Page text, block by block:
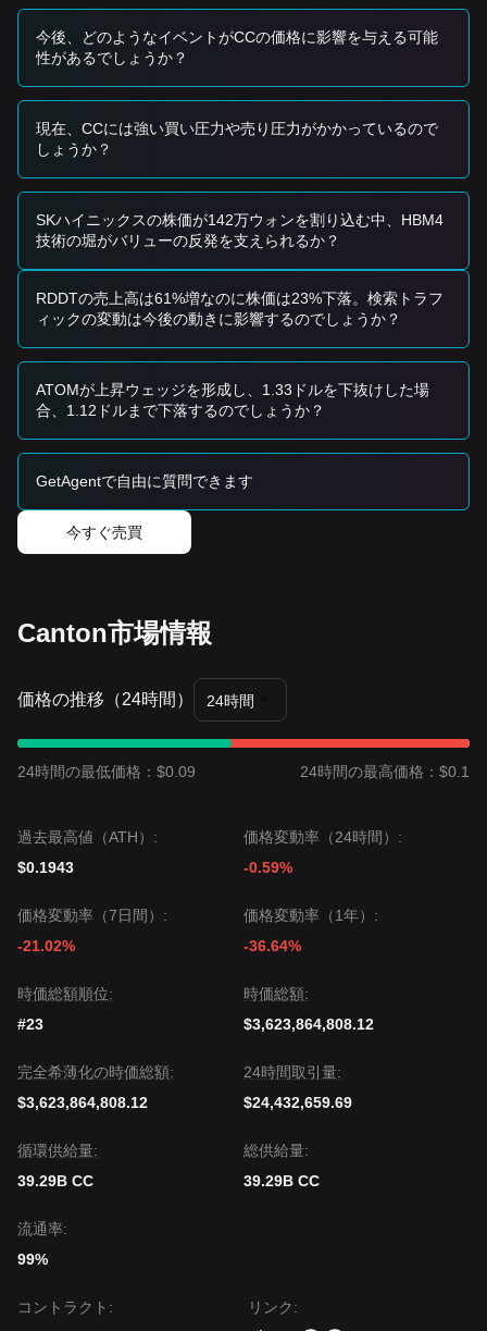
現在のテクニカル構造と市場のモメンタムを踏まえ、以下の
参考となるトレーディング戦略を提示します。
• カントン価格が$0.087 - $0.090のサポート水準に接近し、
明確な反発または反転のローソク足が確認できる場合、短期
の買いの機会になる可能性があります。
リスク・シナリオ
• カントン価格が$0.086を下回る場合、市場はより深い調整
局面に入る可能性があり、結果として$0.073のマクロ・サ
ポート水準をテストすることになり得ます。
買い戦略
す。
保守的な投資家
• カントン価格が安定し、$0.090
のサポート水準を維持（ホ
ールド）するのを待ってから、小分けにしてエントリーしま
す。
スタンス上抜け（終値ベース）を待ってからトレンドに追随
トレンド志向の投資家
• カントン価格が
$0.113
長期投資家
$0.087 の重要な構造上のサポートを上回っている限
押し目の局面で主要なサポート近辺に分散して積み増すこと
は、有効なアプローチです。
トレンドのまとめ
市場インサイト
短期的には、カントンは過去7日間で
下落トレンドの価格構
価格は現在$0.090 のサポートと$0.113のレジスタンスの間
に挟まれた状態です。
カントン価格が$0.113
を上抜ける場合、次のターゲット水
準は$0.125 になる可能性があります。
カントン価格が
を下回る場合、次のターゲット水準
市場コンセンサス
ィリティや調整（コンソリデーション）を経験する可能性は
ートを上回る位置を維持できるなら、中期トレンドは
今後、どのようなイベントがCCの価格に影響を与える可能
性があるでしょうか？
現在、CCには強い買い圧力や売り圧力がかかっているので
しょうか？
SKハイニックスの株価が142万ウォンを割り込む中、HBM4
技術の堀がバリューの反発を支えられるか？
RDDTの売上高は61%増なのに株価は23%下落。検索トラフ
ィックの変動は今後の動きに影響するのでしょうか？
ATOMが上昇ウェッジを形成し、1.33ドルを下抜けした場
合、1.12ドルまで下落するのでしょうか？
GetAgentで自由に質問できます
今すぐ売買
Canton市場情報
価格の推移（24時間） 24時間
24時間の最低価格：$0.09 24時間の最高価格：$0.1
過去最高値（ATH）:
$0.1943
価格変動率（24時間）:
-0.59%
価格変動率（7日間）:
-21.02%
価格変動率（1年）:
-36.64%
時価総額順位:
#23
時価総額:
$3,623,864,808.12
完全希薄化の時価総額:
$3,623,864,808.12
24時間取引量:
$24,432,659.69
循環供給量:
39.29B CC
‌総供給量:
39.29B CC
流通率:
99%
コントラクト :
リンク: